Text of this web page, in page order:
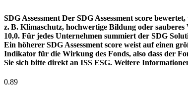
SDG Assessment Der SDG Assessment score
z. B. Klimaschutz, hochwertige Bildung oder
10,0. Für jedes Unternehmen summiert der SDG
Ein höherer SDG Assessment score weist auf einen
Indikator für die Wirkung des Fonds, also dass der
Sie sich bitte direkt an ISS ESG. Weitere
0.89